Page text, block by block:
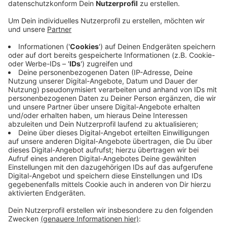
Fahne wurde aus Solidarität gehisst
Anzeige
In Gronau ermittelt jetzt auch der Staatsschutz
Münster. Denn auch am Gronauer Rathaus wurde die
Israel-Fahne gestohlen. Die Fahne war nach dem
Angriff der Hamas aus Solidarität zu Israel vor dem
Rathaus gehisst worden.Auch in Epe wurde bereits
eine Flagge geklaut. In Gronau und Epe wurden beide
Flaggen bereits Anfang der Woche geklaut. In Gronau
nahmen die Täter neben der Fahne gleich auch das
Fahnenseil mit.
Anzeige